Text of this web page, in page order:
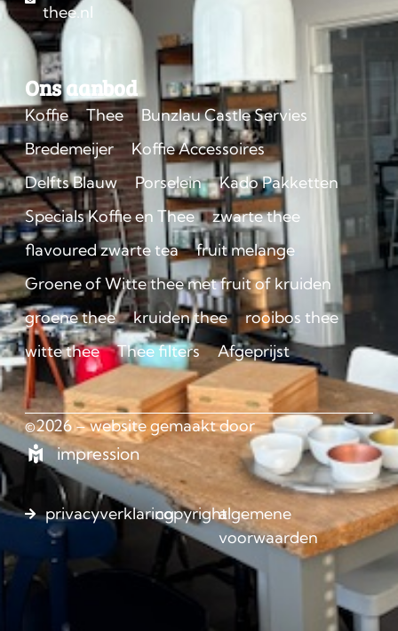
thee.nl
Ons aanbod
Koffie Thee
Bunzlau Castle Servies
Bredemeijer
Koffie Accessoires
Delfts Blauw
Porselein
Kado Pakketten
Specials Koffie en Thee
zwarte thee
flavoured zwarte tea
fruit melange
Groene of Witte thee met fruit of kruiden
groene thee
kruiden thee
rooibos thee
witte thee
Thee filters Afgeprijst
©2026 – website gemaakt door
impression
privacyverklaringcopyrightalgemene
voorwaarden